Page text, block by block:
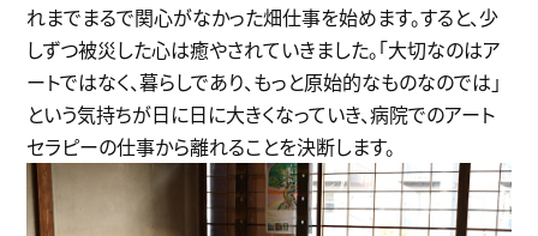
れまでまるで関心がなかった畑仕事を始めます。すると、少
しずつ被災した心は癒やされていきました。「大切なのはア
ートではなく、暮らしであり、もっと原始的なものなのでは」
という気持ちが日に日に大きくなっていき、病院でのアート
セラピーの仕事から離れることを決断します。